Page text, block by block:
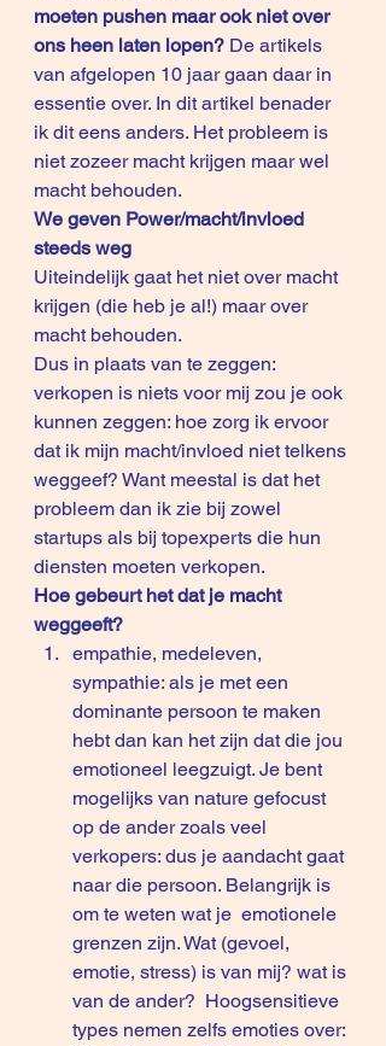
moeten pushen maar ook niet over
ons heen laten lopen? De artikels
van afgelopen 10 jaar gaan daar in
essentie over. In dit artikel benader
ik dit eens anders. Het probleem is
niet zozeer macht krijgen maar wel
macht behouden.
We geven Power/macht/invloed
steeds weg
Uiteindelijk gaat het niet over macht
krijgen (die heb je al!) maar over
macht behouden.
Dus in plaats van te zeggen:
verkopen is niets voor mij zou je ook
kunnen zeggen: hoe zorg ik ervoor
dat ik mijn macht/invloed niet telkens
weggeef? Want meestal is dat het
probleem dan ik zie bij zowel
startups als bij topexperts die hun
diensten moeten verkopen.
Hoe gebeurt het dat je macht
weggeeft?
empathie, medeleven,
sympathie: als je met een
dominante persoon te maken
hebt dan kan het zijn dat die jou
emotioneel leegzuigt. Je bent
mogelijks van nature gefocust
op de ander zoals veel
verkopers: dus je aandacht gaat
naar die persoon. Belangrijk is
om te weten wat je  emotionele
grenzen zijn. Wat (gevoel,
emotie, stress) is van mij? wat is
van de ander?  Hoogsensitieve
types nemen zelfs emoties over: